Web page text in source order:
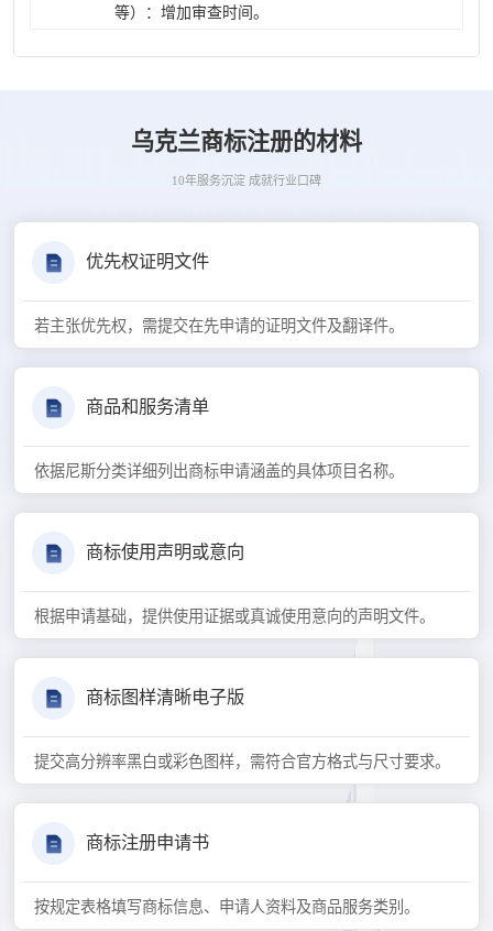
等）：增加审查时间。
乌克兰商标注册的材料
10年服务沉淀 成就行业口碑
优先权证明文件
若主张优先权，需提交在先申请的证明文件及翻译件。
商品和服务清单
依据尼斯分类详细列出商标申请涵盖的具体项目名称。
商标使用声明或意向
根据申请基础，提供使用证据或真诚使用意向的声明文件。
商标图样清晰电子版
提交高分辨率黑白或彩色图样，需符合官方格式与尺寸要求。
商标注册申请书
按规定表格填写商标信息、申请人资料及商品服务类别。